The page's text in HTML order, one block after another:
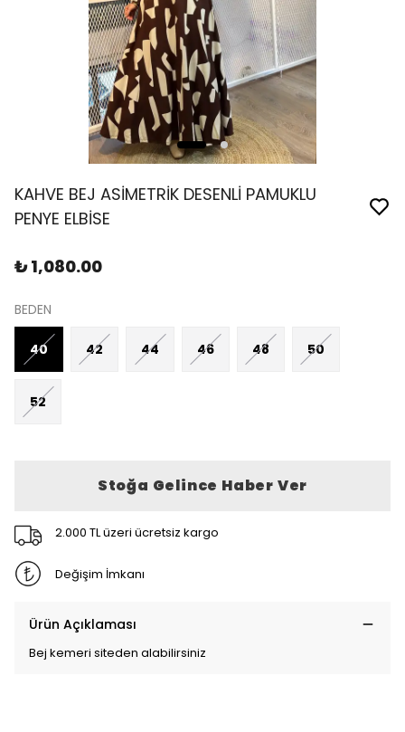
KAHVE BEJ ASİMETRİK DESENLİ PAMUKLU
PENYE ELBİSE
₺ 1,080.00
BEDEN
40 42 44 46 48 50
52
Stoğa Gelince Haber Ver
2.000 TL üzeri ücretsiz kargo
Değişim İmkanı
Ürün Açıklaması
Bej kemeri siteden alabilirsiniz